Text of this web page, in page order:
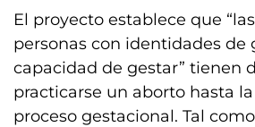
El proyecto establece que
personas con identidades de
capacidad de gestar” tienen
practicarse un aborto hasta
proceso gestacional. Tal